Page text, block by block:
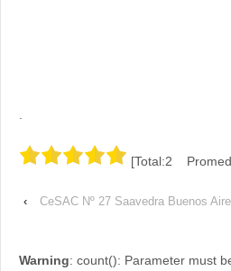
[Total:2
‹ CeSAC Nº 27 Saavedra Buenos
Warning: count(): Parameter must